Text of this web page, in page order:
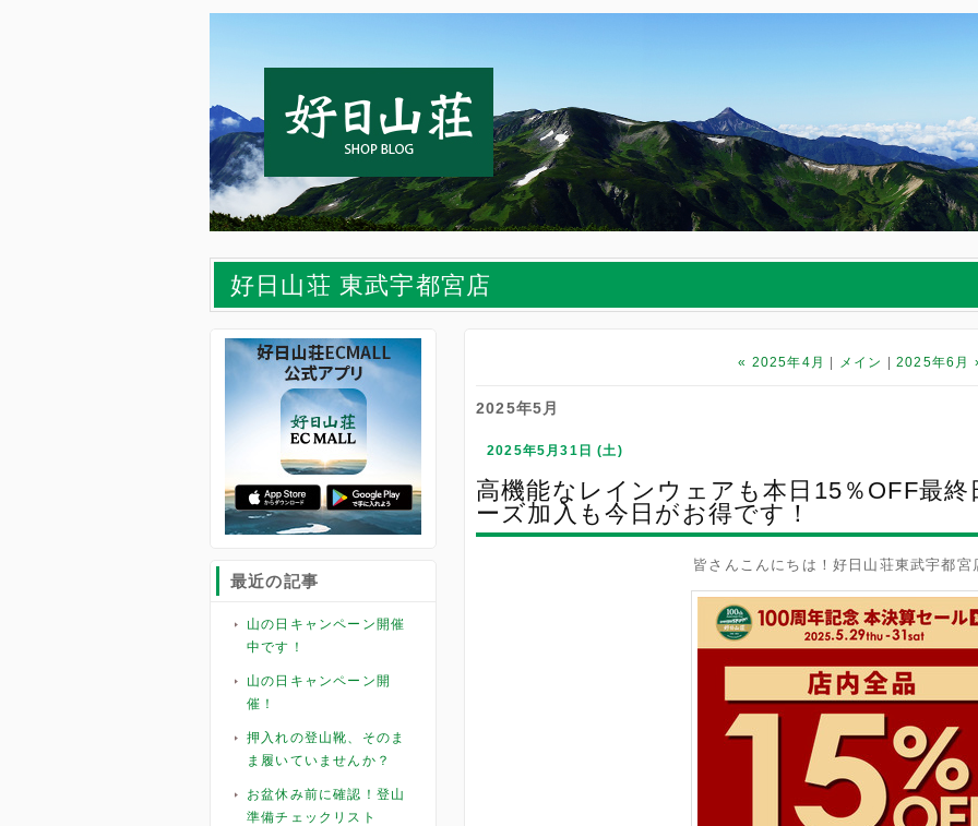
好日山荘 東武宇都宮店
最近の記事
山の日キャンペーン開催
中です！
山の日キャンペーン開
催！
押入れの登山靴、そのま
ま履いていませんか？
お盆休み前に確認！登山
準備チェックリスト
« 2025年4月 メイン 2025年6月
2025年5月
2025年5月31日 (土)
高機能なレインウェアも本日15％OFF最
ーズ加入も今日がお得です！
皆さんこんにちは！好日山荘東武宇都宮